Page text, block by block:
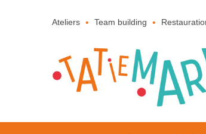
Ateliers Team building